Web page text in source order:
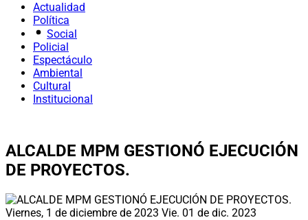
Actualidad
Política
Social
Policial
Espectáculo
Ambiental
Cultural
Institucional
ALCALDE MPM GESTIONÓ EJECUCIÓN
DE PROYECTOS.
Viernes, 1 de diciembre de 2023 Vie. 01 de dic. 2023